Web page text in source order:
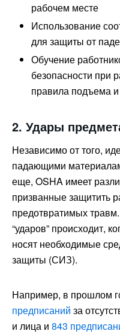
рабочем месте
Использование
для защиты от
Обучение
безопасности при
правила подъема и
2. Удары
Независимо от того,
падающими
еще, OSHA имеет
призванные защитить
предотвратимых
“ударов” происходит,
носят необходимые
защиты (СИЗ).
Например, в прошлом
предписаний за
и лица и 843